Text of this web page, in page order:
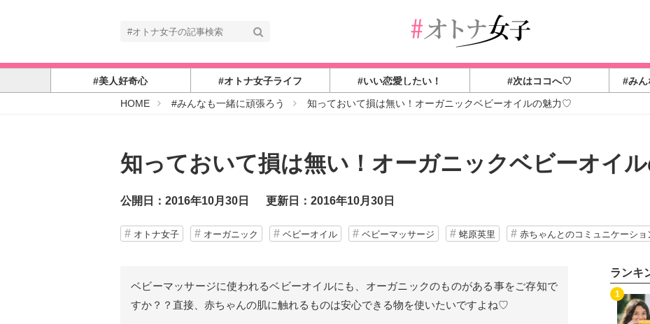
#美人好奇心 #オトナ女子ライフ #いい恋愛したい！ #次はココへ♡ #みん
HOME#
#みんなも一緒に頑張ろう 知っておいて損は無い！オーガニックベビーオイルの魅力♡
知っておいて損は無い！オーガニックベビーオイ
公開日：2016年10月30日 更新日：2016年10月30日
オトナ女子 オーガニック ベビーオイル ベビーマッサージ 蛯原英里 赤ちゃんとのコミュニケーショ
ベビーマッサージに使われるベビーオイルにも、オーガニックのものがある事をご存知で
すか？？直接、赤ちゃんの肌に触れるものは安心できる物を使いたいですよね♡
ランキ
1